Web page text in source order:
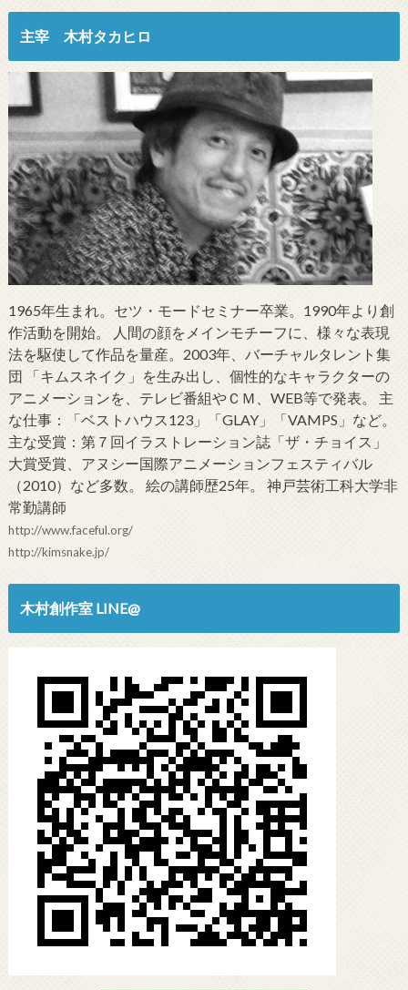
主宰 木村タカヒロ
1965年生まれ。セツ・モードセミナー卒業。1990年より創
作活動を開始。 人間の顔をメインモチーフに、様々な表現
法を駆使して作品を量産。2003年、バーチャルタレント集
団 「キムスネイク」を生み出し、個性的なキャラクターの
アニメーションを、テレビ番組やＣＭ、WEB等で発表。 主
な仕事：「ベストハウス123」「GLAY」「VAMPS」など。
主な受賞：第７回イラストレーション誌「ザ・チョイス」
大賞受賞、アヌシー国際アニメーションフェスティバル
（2010）など多数。 絵の講師歴25年。 神戸芸術工科大学非
常勤講師
http://www.faceful.org/
http://kimsnake.jp/
木村創作室 LINE@